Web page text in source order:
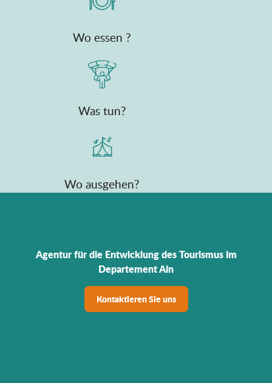
Wo essen ?
Was tun?
Wo ausgehen?
Agentur für die Entwicklung des Tourismus im
Departement Ain
Kontaktieren Sie uns